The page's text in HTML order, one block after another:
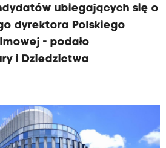
ubiegających się o
dyrektora Polskiego
- podało
i Dziedzictwa